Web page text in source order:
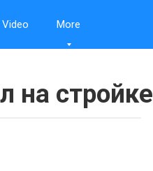
Video More
на стройке